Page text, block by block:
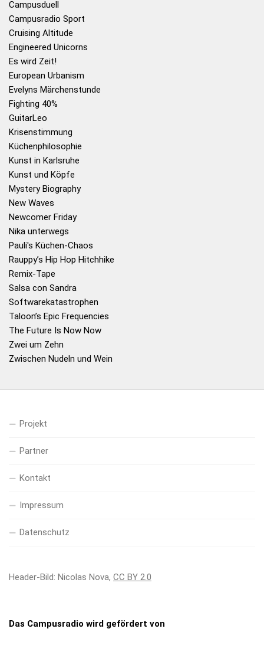
Campusduell
Campusradio Sport
Cruising Altitude
Engineered Unicorns
Es wird Zeit!
European Urbanism
Evelyns Märchenstunde
Fighting 40%
GuitarLeo
Krisenstimmung
Küchenphilosophie
Kunst in Karlsruhe
Kunst und Köpfe
Mystery Biography
New Waves
Newcomer Friday
Nika unterwegs
Pauli's Küchen-Chaos
Rauppy’s Hip Hop Hitchhike
Remix-Tape
Salsa con Sandra
Softwarekatastrophen
Taloon’s Epic Frequencies
The Future Is Now Now
Zwei um Zehn
Zwischen Nudeln und Wein
Projekt
Partner
Kontakt
Impressum
Datenschutz
Header-Bild: Nicolas Nova, CC BY 2.0
Das Campusradio wird gefördert von